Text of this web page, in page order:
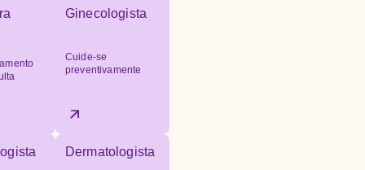
Ginecologista
Cuide-se
preventivamente
Dermatologista